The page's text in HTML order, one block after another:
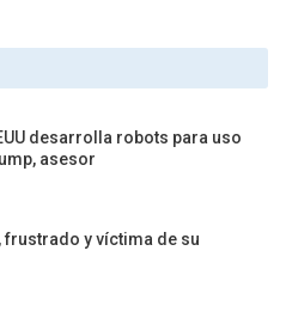
desarrolla robots para uso
asesor
frustrado y víctima de su